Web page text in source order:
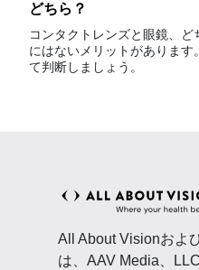
どちら？
コンタクトレンズと眼鏡、ど
にはないメリットがあります
て判断しましょう。
All About Visionおよ
は、AAV Media、